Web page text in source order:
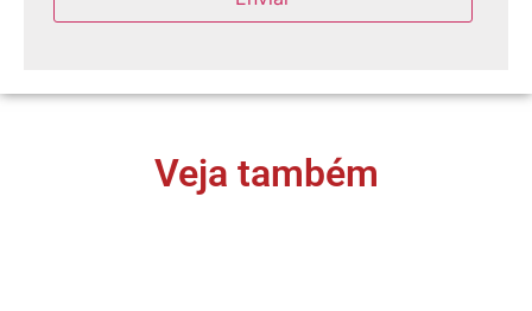
Veja também